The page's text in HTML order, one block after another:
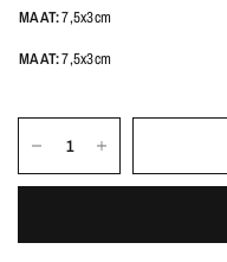
MAAT:7,5x3cm
MAAT:7,5x3cm